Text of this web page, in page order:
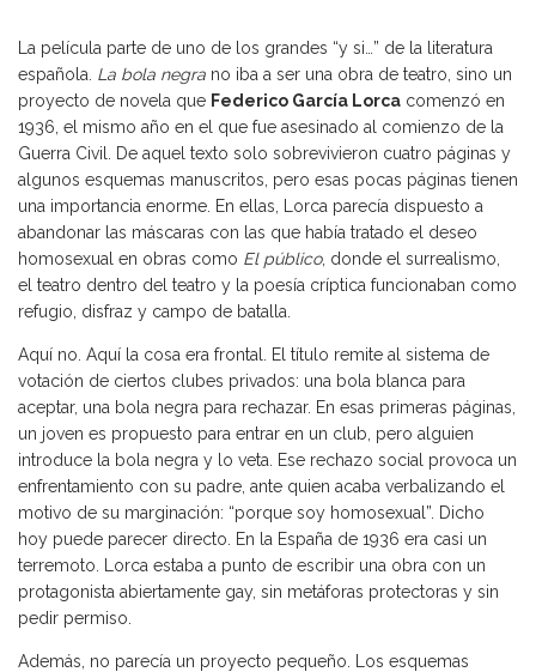
La película parte de uno de los grandes “y si…” de la literatura
española. La bola negra no iba a ser una obra de teatro, sino un
proyecto de novela que Federico García Lorca comenzó en
1936, el mismo año en el que fue asesinado al comienzo de la
Guerra Civil. De aquel texto solo sobrevivieron cuatro páginas y
algunos esquemas manuscritos, pero esas pocas páginas tienen
una importancia enorme. En ellas, Lorca parecía dispuesto a
abandonar las máscaras con las que había tratado el deseo
homosexual en obras como El público, donde el surrealismo,
el teatro dentro del teatro y la poesía críptica funcionaban como
refugio, disfraz y campo de batalla.
Aquí no. Aquí la cosa era frontal. El título remite al sistema de
votación de ciertos clubes privados: una bola blanca para
aceptar, una bola negra para rechazar. En esas primeras páginas,
un joven es propuesto para entrar en un club, pero alguien
introduce la bola negra y lo veta. Ese rechazo social provoca un
enfrentamiento con su padre, ante quien acaba verbalizando el
motivo de su marginación: “porque soy homosexual”. Dicho
hoy puede parecer directo. En la España de 1936 era casi un
terremoto. Lorca estaba a punto de escribir una obra con un
protagonista abiertamente gay, sin metáforas protectoras y sin
pedir permiso.
Además, no parecía un proyecto pequeño. Los esquemas